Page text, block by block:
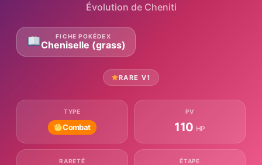
Évolution de Cheniti
FICHE POKÉDEX
Cheniselle (grass)
RARE V1
TYPE
Combat
PV
110 HP
RARETÉ ÉTAPE